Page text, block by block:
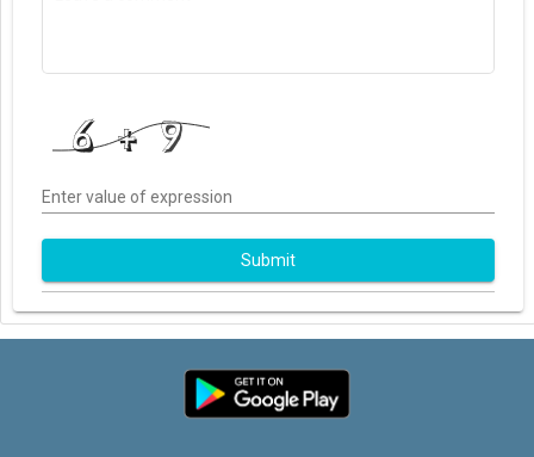
Enter value of expression
Submit